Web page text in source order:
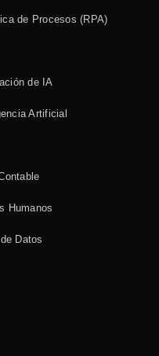
de Procesos (RPA)
de IA
Artificial
Humanos
Datos